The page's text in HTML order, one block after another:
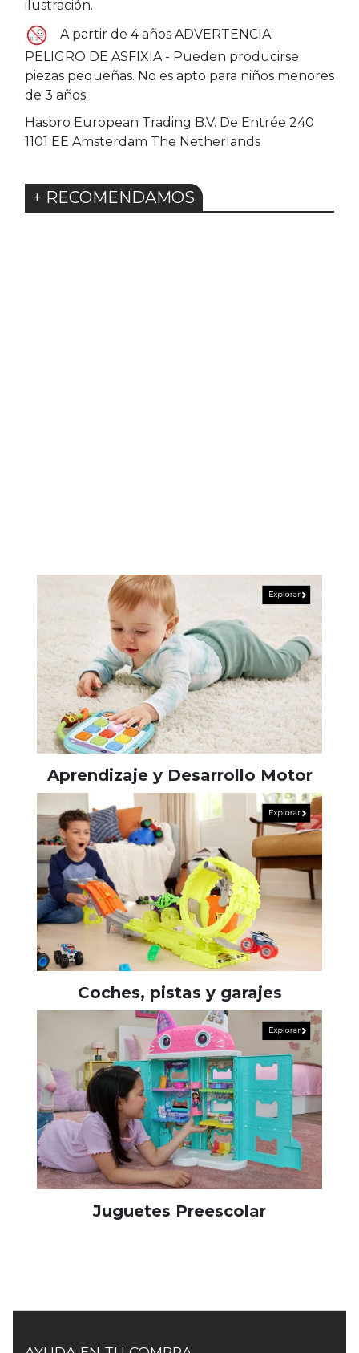
ilustración.
A partir de 4 años ADVERTENCIA:
PELIGRO DE ASFIXIA - Pueden producirse
piezas pequeñas. No es apto para niños menores
de 3 años.
Hasbro European Trading B.V. De Entrée 240
1101 EE Amsterdam The Netherlands
+ RECOMENDAMOS
Aprendizaje y Desarrollo Motor
Coches, pistas y garajes
Juguetes Preescolar